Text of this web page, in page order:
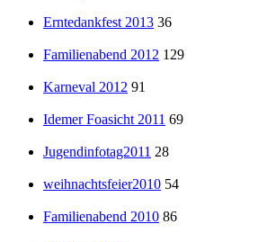
Erntedankfest 2013 36
Familienabend 2012 129
Karneval 2012 91
Idemer Foasicht 2011 69
Jugendinfotag2011 28
weihnachtsfeier2010 54
Familienabend 2010 86